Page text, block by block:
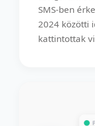
SMS-ben
2024 közötti
kattintottak